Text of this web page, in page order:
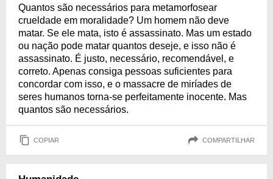
Quantos são necessários para metamorfosear
crueldade em moralidade? Um homem não deve
matar. Se ele mata, isto é assassinato. Mas um estado
ou nação pode matar quantos deseje, e isso não é
assassinato. É justo, necessário, recomendável, e
correto. Apenas consiga pessoas suficientes para
concordar com isso, e o massacre de miríades de
seres humanos torna-se perfeitamente inocente. Mas
quantos são necessários.
COPIAR COMPARTILHAR